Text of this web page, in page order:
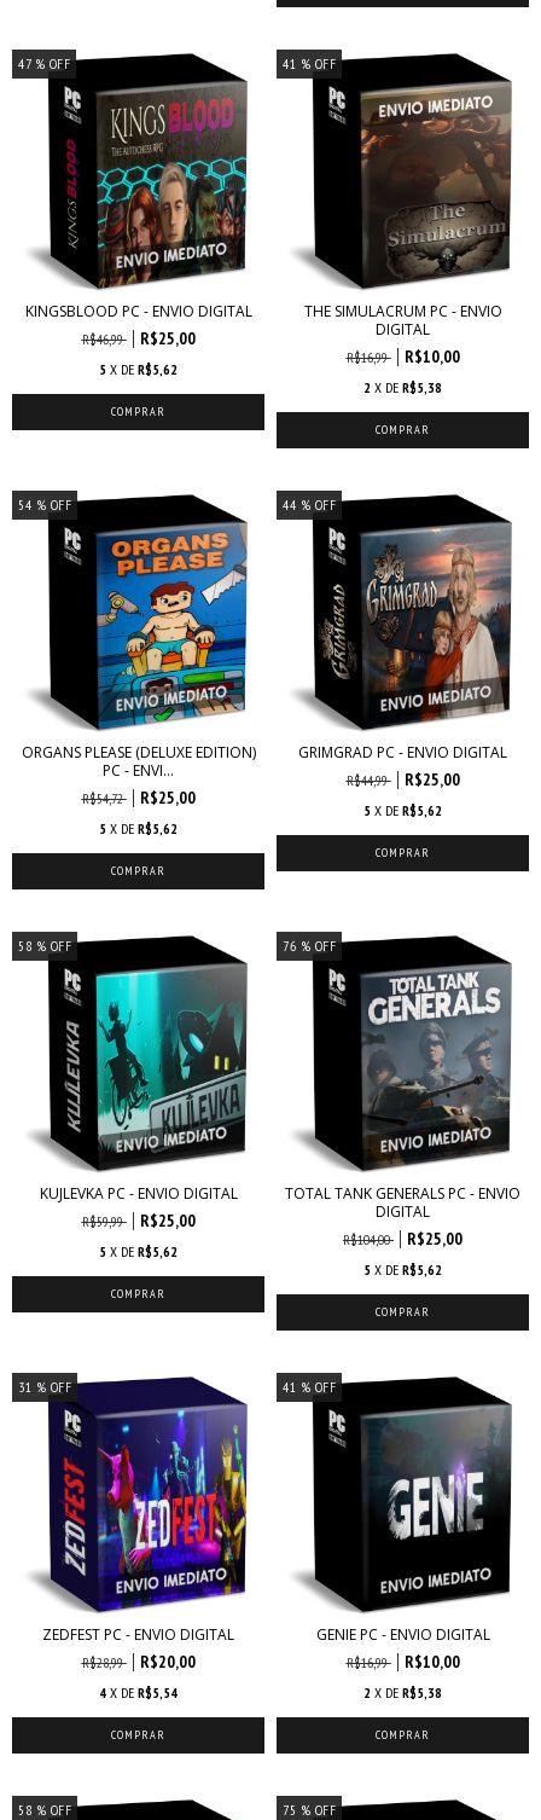
47% OFF
KINGSBLOOD PC - ENVIO DIGITAL
R$46,99 R$25,00
5 X DE R$5,62
41 % OFF
THE SIMULACRUM PC - ENVIO
DIGITAL
R$16,99 R$10,00
2 X DE R$5,38
54 % OFF
ORGANS PLEASE (DELUXE EDITION)
PC - ENVI...
R$54,72 R$25,00
5 X DE R$5,62
44 % OFF
GRIMGRAD PC - ENVIO DIGITAL
R$44,99 R$25,00
5 X DE R$5,62
58 % OFF
KUJLEVKA PC - ENVIO DIGITAL
R$59,99 R$25,00
5 X DE R$5,62
76 % OFF
TOTAL TANK GENERALS PC - ENVIO
DIGITAL
R$104,00 R$25,00
5 X DE R$5,62
31 % OFF
ZEDFEST PC - ENVIO DIGITAL
R$28,99 R$20,00
4 X DE R$5,54
41 % OFF
GENIE PC - ENVIO DIGITAL
R$16,99 R$10,00
2 X DE R$5,38
58 % OFF 75 % OFF